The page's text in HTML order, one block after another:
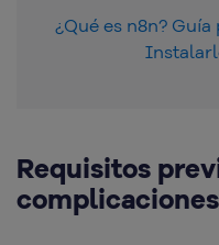
¿Qué es n8n?
Requisitos